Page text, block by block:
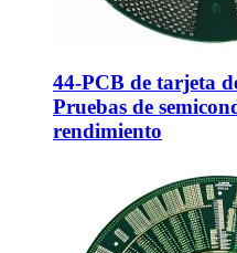
44-PCB de tarjeta
Pruebas de
rendimiento